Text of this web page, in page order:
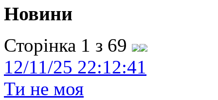
Новини
Сторінка 1 з 69
12/11/25 22:12:41
Ти не моя